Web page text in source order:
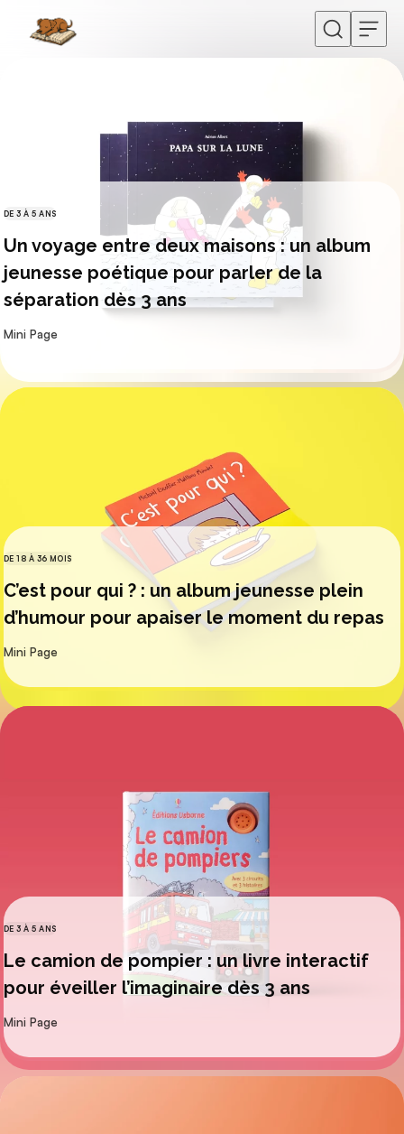
CATÉGORIES
DE 3 À 5 ANS
Un voyage entre deux maisons : un album
jeunesse poétique pour parler de la
séparation dès 3 ans
par
Mini Page
CATÉGORIES
DE 18 À 36 MOIS
C’est pour qui ? : un album jeunesse plein
d’humour pour apaiser le moment du repas
par
Mini Page
CATÉGORIES
DE 3 À 5 ANS
Le camion de pompier : un livre interactif
pour éveiller l’imaginaire dès 3 ans
par
Mini Page